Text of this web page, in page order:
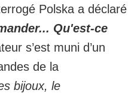
Polska a déclaré
Qu'est-ce
s’est muni d’un
de la
bijoux, le